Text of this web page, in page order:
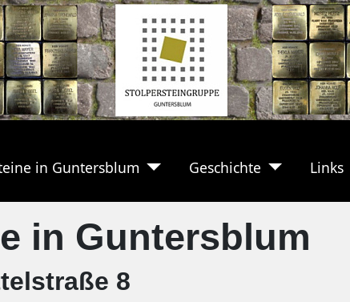
in Guntersblum Geschichte Links
in Guntersblum
8